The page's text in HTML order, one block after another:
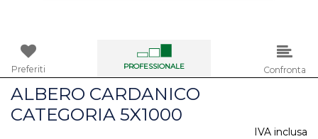
Preferiti PROFESSIONALE Confronta
ALBERO CARDANICO
CATEGORIA 5X1000
IVA inclusa